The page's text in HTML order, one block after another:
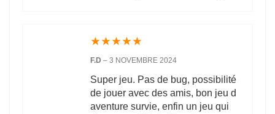
★★★★★
F.D – 3 NOVEMBRE 2024
Super jeu. Pas de bug, possibilité
de jouer avec des amis, bon jeu d
aventure survie, enfin un jeu qui